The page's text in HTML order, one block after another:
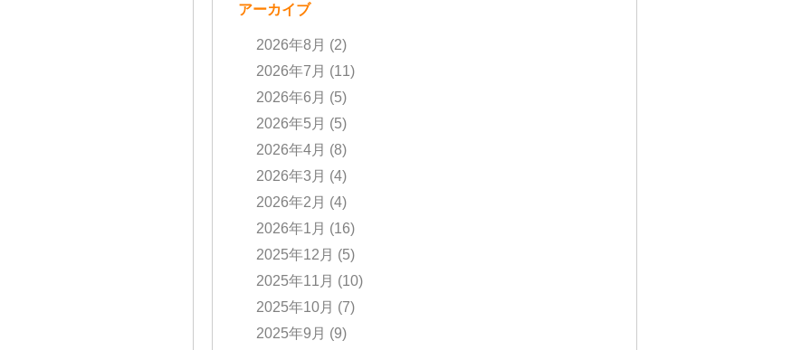
アーカイブ
2026年8月 (2)
2026年7月 (11)
2026年6月 (5)
2026年5月 (5)
2026年4月 (8)
2026年3月 (4)
2026年2月 (4)
2026年1月 (16)
2025年12月 (5)
2025年11月 (10)
2025年10月 (7)
2025年9月 (9)